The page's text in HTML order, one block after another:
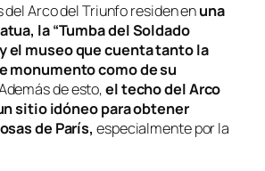
Arco del Triunfo residen enuna
la “Tumba del Soldado
el museo que cuenta tanto la
monumento como de su
de esto,el techo del Arco
sitio idóneo para obtener
de París, especialmente por la